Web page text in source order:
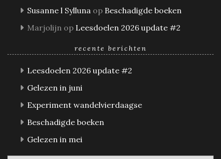
Susanne l Sylluna op Beschadigde boeken
Marjolijn op Leesdoelen 2026 update #2
recente berichten
Leesdoelen 2026 update #2
Gelezen in juni
Experiment wandelvierdaagse
Beschadigde boeken
Gelezen in mei